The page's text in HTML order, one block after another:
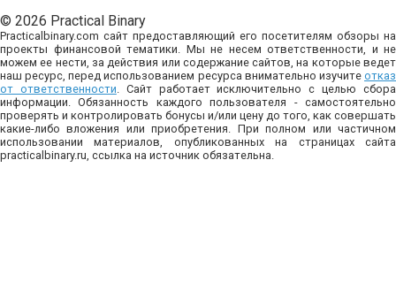
© 2026 Practical Binary
Practicalbinary.com сайт предоставляющий его посетителям обзоры на
проекты финансовой тематики. Мы не несем ответственности, и не
можем ее нести, за действия или содержание сайтов, на которые ведет
наш ресурс, перед использованием ресурса внимательно изучите отказ
от ответственности. Сайт работает исключительно с целью сбора
информации. Обязанность каждого пользователя - самостоятельно
проверять и контролировать бонусы и/или цену до того, как совершать
какие-либо вложения или приобретения. При полном или частичном
использовании материалов, опубликованных на страницах сайта
practicalbinary.ru, ссылка на источник обязательна.